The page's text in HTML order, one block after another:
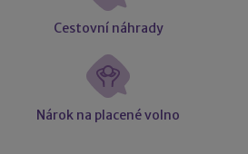
Cestovní náhrady
Nárok na placené volno